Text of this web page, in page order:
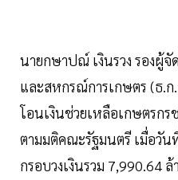
นายกษาปณ์ เงินรวง รองผู้จั
และสหกรณ์การเกษตร (ธ.ก.
โอนเงินช่วยเหลือเกษตรก
ตามมติคณะรัฐมนตรี เมื่อวัน
กรอบวงเงินรวม 7,990.64